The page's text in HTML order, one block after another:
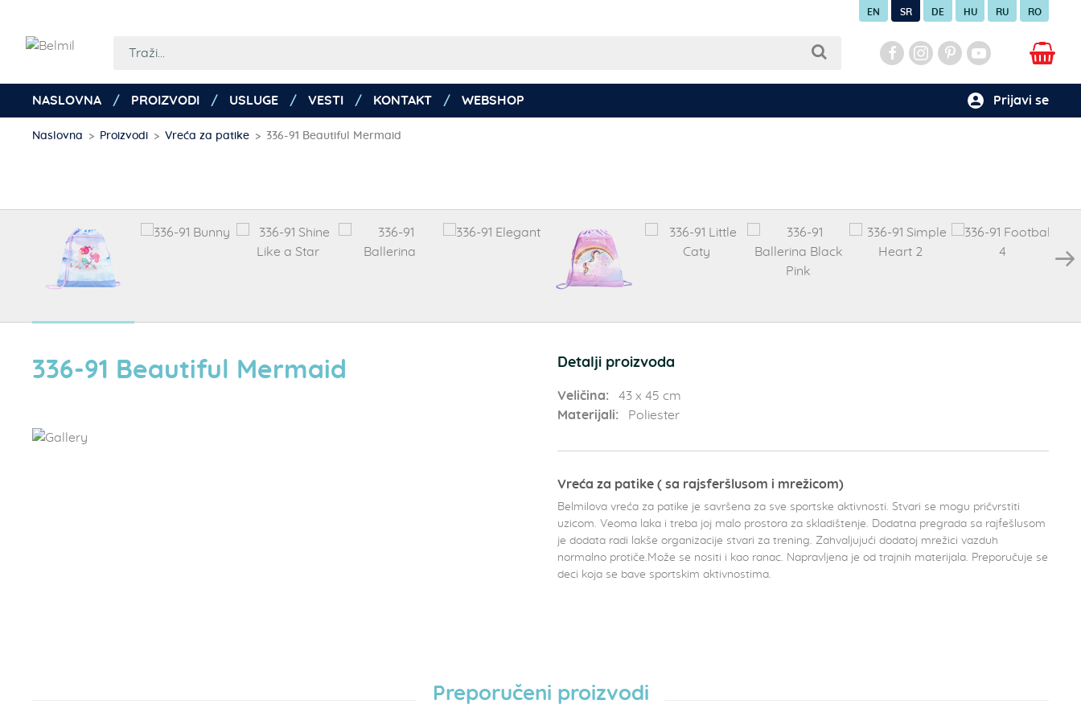
EN SR DE HU RU RO
NASLOVNA PROIZVODI USLUGE VESTI KONTAKT WEBSHOP Prijavi se
Naslovna Proizvodi Vreća za patike 336-91 Beautiful Mermaid
336-91 Beautiful Mermaid Detalji proizvoda
Veličina:
43 x 45 cm
Materijali:
Poliester
Vreća za patike ( sa rajsferšlusom i mrežicom)
Belmilova vreća za patike je savršena za sve sportske aktivnosti. Stvari se mogu pričvrstiti
uzicom. Veoma laka i treba joj malo prostora za skladištenje. Dodatna pregrada sa rajfešlusom
je dodata radi lakše organizacije stvari za trening. Zahvaljujući dodatoj mrežici vazduh
normalno protiče.Može se nositi i kao ranac. Napravljena je od trajnih materijala. Preporučuje se
deci koja se bave sportskim aktivnostima.
Preporučeni proizvodi